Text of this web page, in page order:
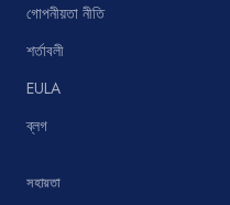
গোপনীয়তা নীতি
শর্তাবলী
EULA
ব্লগ
সহায়তা